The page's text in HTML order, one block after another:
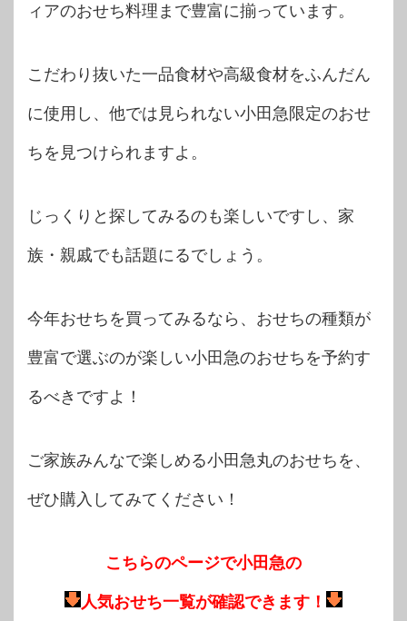
ィアのおせち料理まで豊富に揃っています。
こだわり抜いた一品食材や高級食材をふんだん
に使用し、他では見られない小田急限定のおせ
ちを見つけられますよ。
じっくりと探してみるのも楽しいですし、家
族・親戚でも話題にるでしょう。
今年おせちを買ってみるなら、おせちの種類が
豊富で選ぶのが楽しい小田急のおせちを予約す
るべきですよ！
ご家族みんなで楽しめる小田急丸のおせちを、
ぜひ購入してみてください！
こちらのページで小田急の
人気おせち一覧が確認できます！